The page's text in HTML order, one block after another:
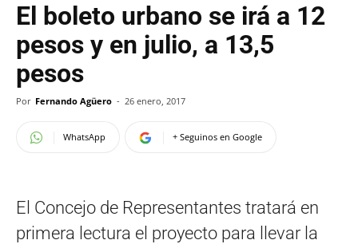
El boleto urbano se irá a 12
pesos y en julio, a 13,5
pesos
Por Fernando Agüero - 26 enero, 2017
WhatsApp + Seguinos en Google
El Concejo de Representantes tratará en
primera lectura el proyecto para llevar la